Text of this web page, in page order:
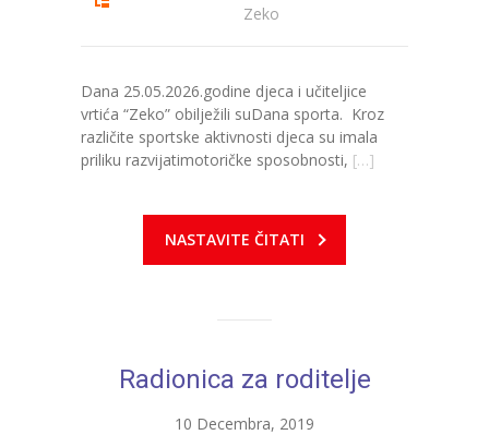
-- Stručni tim
-- Galerija
-- Dokumenti
-- COVID-19 Procedure
-- Javne nabavke
Zeko
Dana 25.05.2026.godine djeca i učiteljice
vrtića “Zeko” obilježili suDana sporta. Kroz
različite sportske aktivnosti djeca su imala
priliku razvijatimotoričke sposobnosti, […]
NASTAVITE ČITATI
Radionica za roditelje
10 Decembra, 2019